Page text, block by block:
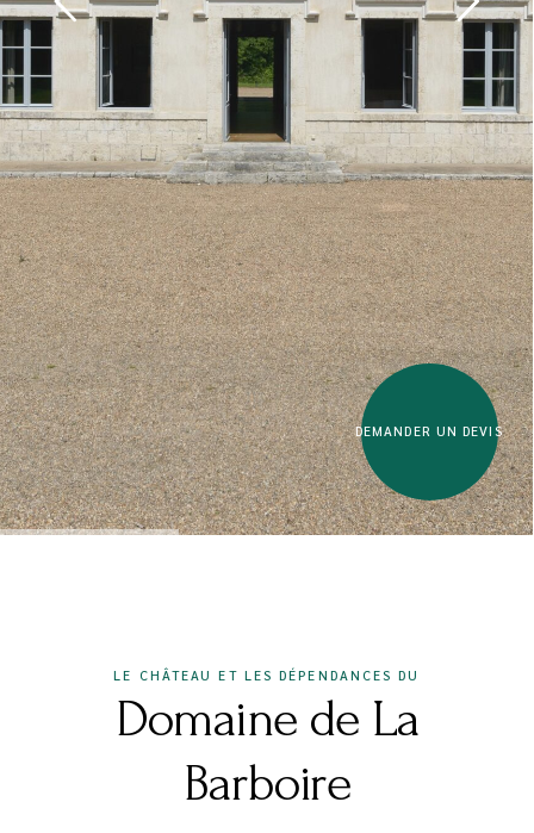
DEMANDER UN DEVIS
LE CHÂTEAU ET LES DÉPENDANCES DU
Domaine de La
Barboire